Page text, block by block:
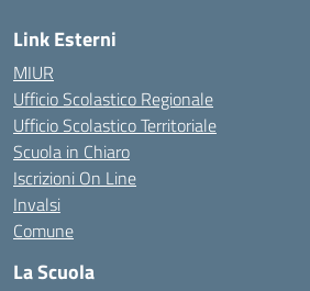
Link Esterni
MIUR
Ufficio Scolastico Regionale
Ufficio Scolastico Territoriale
Scuola in Chiaro
Iscrizioni On Line
Invalsi
Comune
La Scuola